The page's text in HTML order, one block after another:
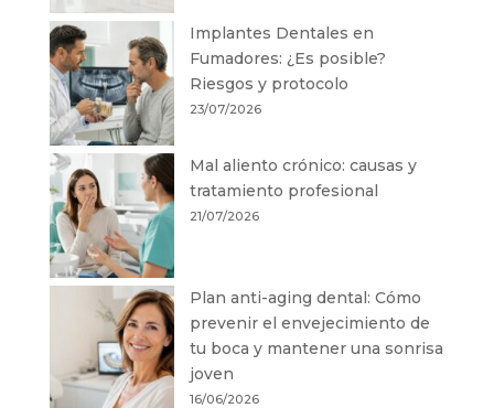
Implantes Dentales en
Fumadores: ¿Es posible?
Riesgos y protocolo
23/07/2026
Mal aliento crónico: causas y
tratamiento profesional
21/07/2026
Plan anti-aging dental: Cómo
prevenir el envejecimiento de
tu boca y mantener una sonrisa
joven
16/06/2026